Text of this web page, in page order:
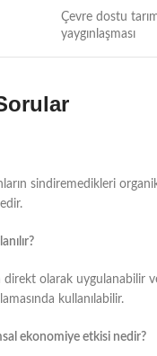
Çevre dostu
yaygınlaşması
sindiremedikleri
olarak uygulanabilir
kullanılabilir.
ekonomiye etkisi nedir?